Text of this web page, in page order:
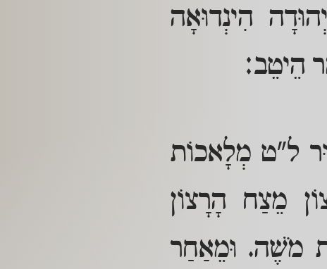
הִינְדוּאָה
הֵיטֵב:
ל"ט מְלָאכוֹת
מֵצַח הָרָצוֹן
מֹשֶׁה. וּמֵאַחַר